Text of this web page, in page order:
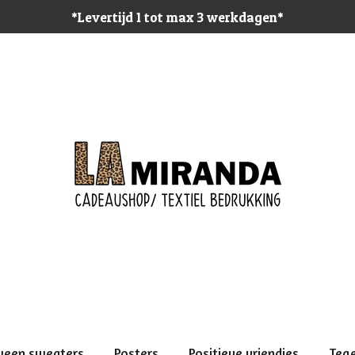
*Levertijd 1 tot max 3 werkdagen*